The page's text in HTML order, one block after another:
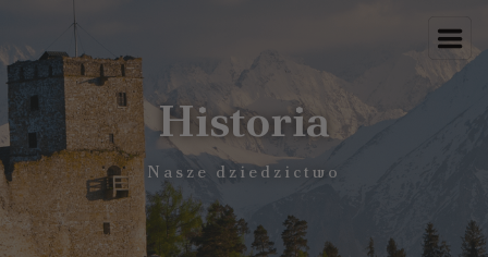
Historia
Nasze dziedzictwo